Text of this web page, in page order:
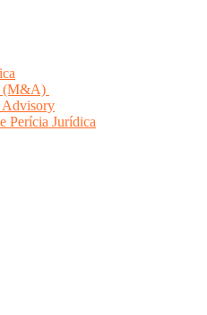
(M&A)
Advisory
Perícia Jurídica